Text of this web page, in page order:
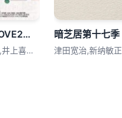
剧场版 天地无用！in LOVE2：遥远的思念
菊池正美,折笠爱,高田由美,井上喜久子,
暗芝居第十七季